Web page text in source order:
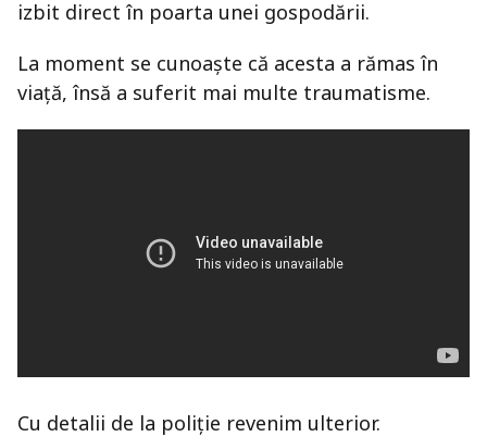
izbit direct în poarta unei gospodării.
La moment se cunoaște că acesta a rămas în
viață, însă a suferit mai multe traumatisme.
Cu detalii de la poliție revenim ulterior.